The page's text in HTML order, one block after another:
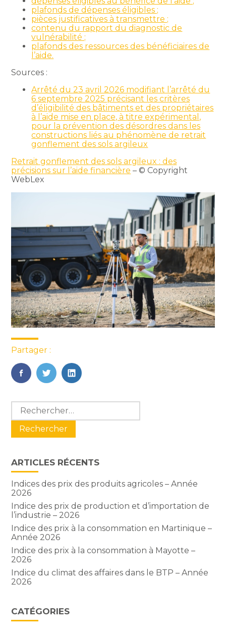
plafonds de dépenses éligibles ;
pièces justificatives à transmettre ;
contenu du rapport du diagnostic de
vulnérabilité ;
plafonds des ressources des bénéficiaires de
l’aide.
Sources :
Arrêté du 23 avril 2026 modifiant l’arrêté du
6 septembre 2025 précisant les critères
d’éligibilité des bâtiments et des propriétaires
à l’aide mise en place, à titre expérimental,
pour la prévention des désordres dans les
constructions liés au phénomène de retrait
gonflement des sols argileux
Retrait gonflement des sols argileux : des
précisions sur l’aide financière – © Copyright
WebLex
Partager :
FaceBook
TwitterLinkedIn
Blog
sidebar
Rechercher :
ARTICLES RÉCENTS
Indices des prix des produits agricoles – Année
2026
Indice des prix de production et d’importation de
l’industrie – 2026
Indice des prix à la consommation en Martinique –
Année 2026
Indice des prix à la consommation à Mayotte –
2026
Indice du climat des affaires dans le BTP – Année
2026
CATÉGORIES